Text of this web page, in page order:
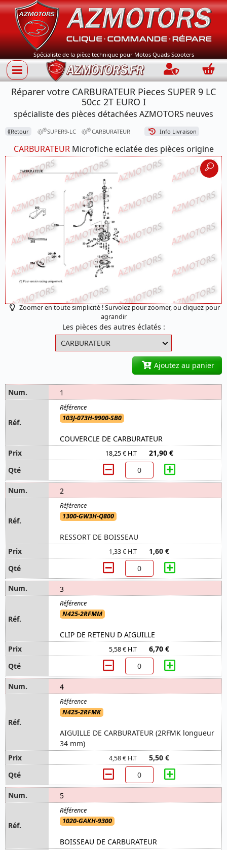
Spécialiste de la pièce technique pour Motos Quads Scooters
Connection
Réparer votre CARBURATEUR Pieces SUPER 9 LC
50cc 2T EURO I
spécialiste des pièces détachées AZMOTORS neuves
⟪Retour SUPER9-LC CARBURATEUR Info Livraison
CARBURATEURMicrofiche eclatée des pièces origine
Zoomer en toute simplicité ! Survolez pour zoomer, ou cliquez pour
agrandir
Les pièces des autres éclatés :
Ajoutez au panier
1
103J-073H-9900-SB0
COUVERCLE DE CARBURATEUR
18,25 € H.T 21,90 €
2
1300-GW3H-Q800
RESSORT DE BOISSEAU
1,33 € H.T 1,60 €
3
N425-2RFMM
CLIP DE RETENU D AIGUILLE
5,58 € H.T 6,70 €
4
N425-2RFMK
AIGUILLE DE CARBURATEUR (2RFMK longueur
34 mm)
4,58 € H.T 5,50 €
5
1020-GAKH-9300
BOISSEAU DE CARBURATEUR